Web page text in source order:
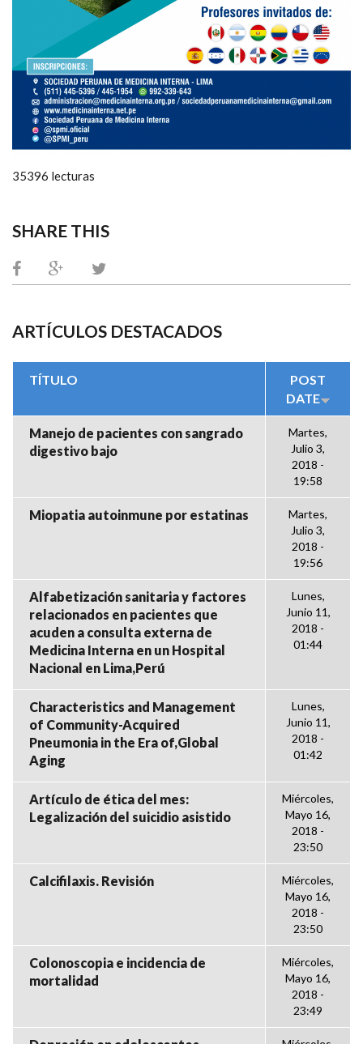
35396 lecturas
SHARE THIS
ARTÍCULOS DESTACADOS
TÍTULO
POST
DATE
Manejo de pacientes con sangrado
digestivo bajo
Martes,
Julio 3,
2018 -
19:58
Miopatia autoinmune por estatinas
Martes,
Julio 3,
2018 -
19:56
Alfabetización sanitaria y factores
relacionados en pacientes que
acuden a consulta externa de
Medicina Interna en un Hospital
Nacional en Lima,Perú
Lunes,
Junio 11,
2018 -
01:44
Characteristics and Management
of Community-Acquired
Pneumonia in the Era of,Global
Aging
Lunes,
Junio 11,
2018 -
01:42
Artículo de ética del mes:
Legalización del suicidio asistido
Miércoles,
Mayo 16,
2018 -
23:50
Calcifilaxis. Revisión
Miércoles,
Mayo 16,
2018 -
23:50
Colonoscopia e incidencia de
mortalidad
Miércoles,
Mayo 16,
2018 -
23:49